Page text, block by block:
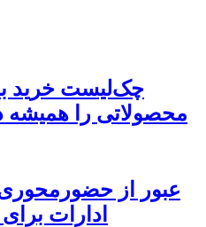
چک‌لیست خرید
محصولاتی را همیشه
عبور از حضورمحوری
ادارات